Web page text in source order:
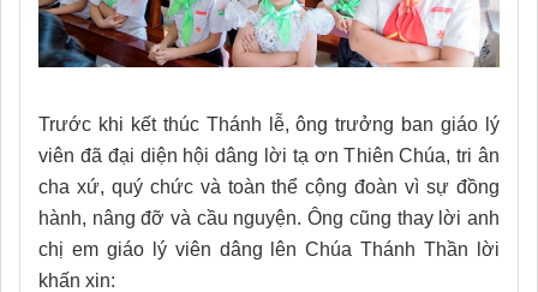
Trước khi kết thúc Thánh lễ, ông trưởng ban giáo lý
viên đã đại diện hội dâng lời tạ ơn Thiên Chúa, tri ân
cha xứ, quý chức và toàn thể cộng đoàn vì sự đồng
hành, nâng đỡ và cầu nguyện. Ông cũng thay lời anh
chị em giáo lý viên dâng lên Chúa Thánh Thần lời
khấn xin: